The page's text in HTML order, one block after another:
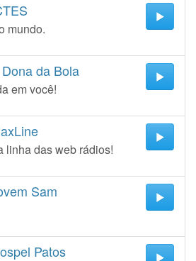
mundo.
da Bola
em você!
linha das web rádios!
Sam
Patos